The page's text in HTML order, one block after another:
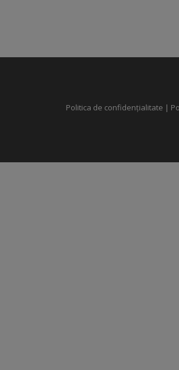
Politica de confidențialitate |